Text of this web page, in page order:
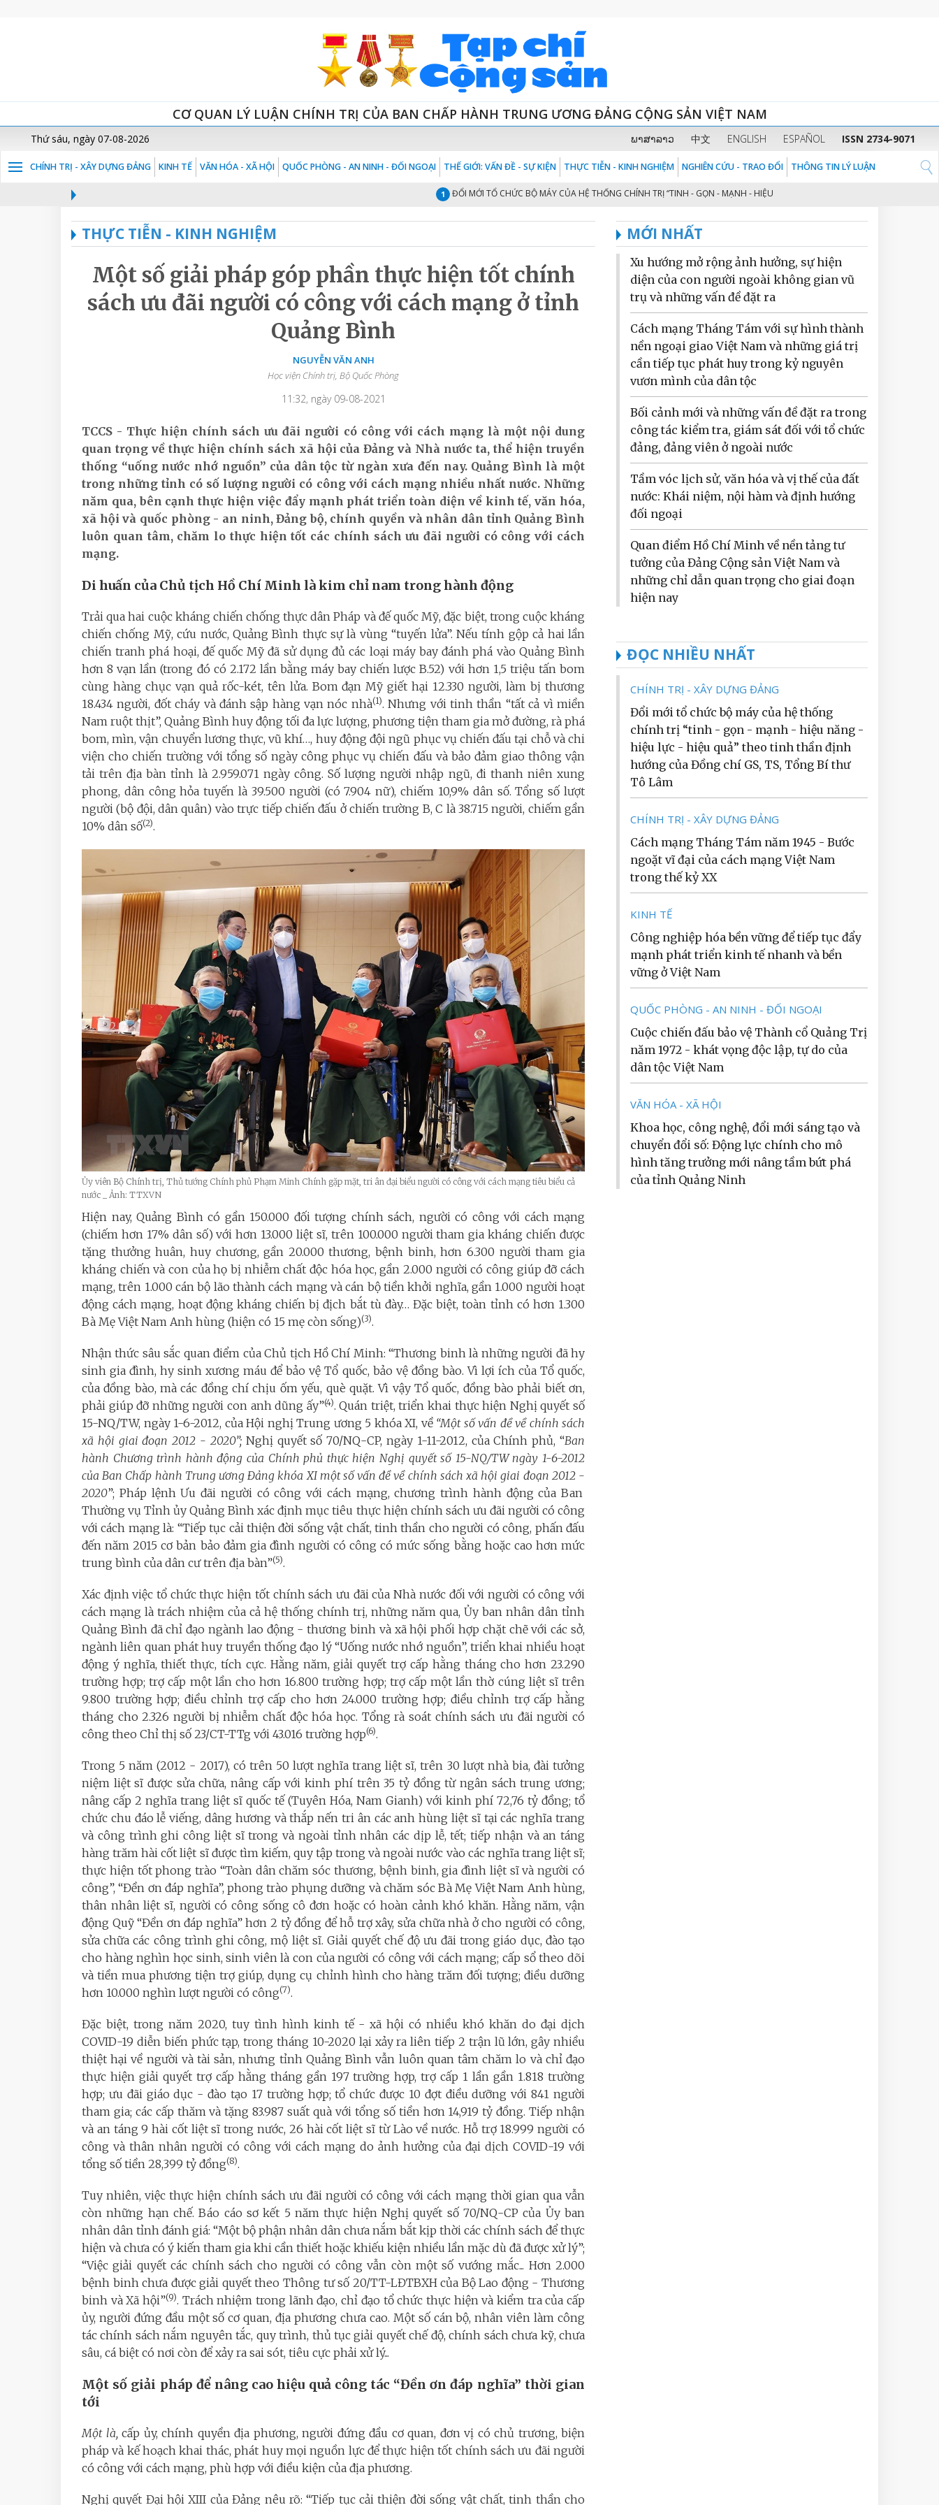
CƠ QUAN LÝ LUẬN CHÍNH TRỊ CỦA BAN CHẤP HÀNH TRUNG ƯƠNG ĐẢNG CỘNG SẢN VIỆT NAM
Thứ sáu, ngày 07-08-2026 ພາສາລາວ 中文 ENGLISH ESPAÑOL ISSN 2734-9071
CHÍNH TRỊ - XÂY DỰNG ĐẢNG KINH TẾ VĂN HÓA - XÃ HỘI QUỐC PHÒNG - AN NINH - ĐỐI NGOẠI THẾ GIỚI: VẤN ĐỀ - SỰ KIỆN THỰC TIỄN - KINH NGHIỆM NGHIÊN CỨU - TRAO ĐỔI THÔNG TIN LÝ LUẬN
ĐỔI MỚI TỔ CHỨC BỘ MÁY CỦA HỆ THỐNG CHÍNH TRỊ “TINH - GỌN - MẠNH - HIỆU NĂNG - HIỆU LỰC - HIỆU QUẢ” THEO TINH
THỰC TIỄN - KINH NGHIỆM
Một số giải pháp góp phần thực hiện tốt chính
sách ưu đãi người có công với cách mạng ở tỉnh
Quảng Bình
NGUYỄN VĂN ANH
Học viện Chính trị, Bộ Quốc Phòng
11:32, ngày 09-08-2021
TCCS - Thực hiện chính sách ưu đãi người có công với cách mạng là một nội dung
quan trọng về thực hiện chính sách xã hội của Đảng và Nhà nước ta, thể hiện truyền
thống “uống nước nhớ nguồn” của dân tộc từ ngàn xưa đến nay. Quảng Bình là một
trong những tỉnh có số lượng người có công với cách mạng nhiều nhất nước. Những
năm qua, bên cạnh thực hiện việc đẩy mạnh phát triển toàn diện về kinh tế, văn hóa,
xã hội và quốc phòng - an ninh, Đảng bộ, chính quyền và nhân dân tỉnh Quảng Bình
luôn quan tâm, chăm lo thực hiện tốt các chính sách ưu đãi người có công với cách
mạng.
Di huấn của Chủ tịch Hồ Chí Minh là kim chỉ nam trong hành động
Trải qua hai cuộc kháng chiến chống thực dân Pháp và đế quốc Mỹ, đặc biệt, trong cuộc kháng
chiến chống Mỹ, cứu nước, Quảng Bình thực sự là vùng “tuyến lửa”. Nếu tính gộp cả hai lần
chiến tranh phá hoại, đế quốc Mỹ đã sử dụng đủ các loại máy bay đánh phá vào Quảng Bình
hơn 8 vạn lần (trong đó có 2.172 lần bằng máy bay chiến lược B.52) với hơn 1,5 triệu tấn bom
cùng hàng chục vạn quả rốc-két, tên lửa. Bom đạn Mỹ giết hại 12.330 người, làm bị thương
18.434 người, đốt cháy và đánh sập hàng vạn nóc nhà(1). Nhưng với tinh thần “tất cả vì miền
Nam ruột thịt”, Quảng Bình huy động tối đa lực lượng, phương tiện tham gia mở đường, rà phá
bom, mìn, vận chuyển lương thực, vũ khí…, huy động đội ngũ phục vụ chiến đấu tại chỗ và chi
viện cho chiến trường với tổng số ngày công phục vụ chiến đấu và bảo đảm giao thông vận
tải trên địa bàn tỉnh là 2.959.071 ngày công. Số lượng người nhập ngũ, đi thanh niên xung
phong, dân công hỏa tuyến là 39.500 người (có 7.904 nữ), chiếm 10,9% dân số. Tổng số lượt
người (bộ đội, dân quân) vào trực tiếp chiến đấu ở chiến trường B, C là 38.715 người, chiếm gần
10% dân số(2).
Ủy viên Bộ Chính trị, Thủ tướng Chính phủ Phạm Minh Chính gặp mặt, tri ân đại biểu người có công với cách mạng tiêu biểu cả
nước _ Ảnh: TTXVN
Hiện nay, Quảng Bình có gần 150.000 đối tượng chính sách, người có công với cách mạng
(chiếm hơn 17% dân số) với hơn 13.000 liệt sĩ, trên 100.000 người tham gia kháng chiến được
tặng thưởng huân, huy chương, gần 20.000 thương, bệnh binh, hơn 6.300 người tham gia
kháng chiến và con của họ bị nhiễm chất độc hóa học, gần 2.000 người có công giúp đỡ cách
mạng, trên 1.000 cán bộ lão thành cách mạng và cán bộ tiền khởi nghĩa, gần 1.000 người hoạt
động cách mạng, hoạt động kháng chiến bị địch bắt tù đày… Đặc biệt, toàn tỉnh có hơn 1.300
Bà Mẹ Việt Nam Anh hùng (hiện có 15 mẹ còn sống)(3).
Nhận thức sâu sắc quan điểm của Chủ tịch Hồ Chí Minh: “Thương binh là những người đã hy
sinh gia đình, hy sinh xương máu để bảo vệ Tổ quốc, bảo vệ đồng bào. Vì lợi ích của Tổ quốc,
của đồng bào, mà các đồng chí chịu ốm yếu, què quặt. Vì vậy Tổ quốc, đồng bào phải biết ơn,
phải giúp đỡ những người con anh dũng ấy”(4). Quán triệt, triển khai thực hiện Nghị quyết số
15-NQ/TW, ngày 1-6-2012, của Hội nghị Trung ương 5 khóa XI, về “Một số vấn đề về chính sách
xã hội giai đoạn 2012 - 2020”; Nghị quyết số 70/NQ-CP, ngày 1-11-2012, của Chính phủ, “Ban
hành Chương trình hành động của Chính phủ thực hiện Nghị quyết số 15-NQ/TW ngày 1-6-2012
của Ban Chấp hành Trung ương Đảng khóa XI một số vấn đề về chính sách xã hội giai đoạn 2012 -
2020”; Pháp lệnh Ưu đãi người có công với cách mạng, chương trình hành động của Ban
Thường vụ Tỉnh ủy Quảng Bình xác định mục tiêu thực hiện chính sách ưu đãi người có công
với cách mạng là: “Tiếp tục cải thiện đời sống vật chất, tinh thần cho người có công, phấn đấu
đến năm 2015 cơ bản bảo đảm gia đình người có công có mức sống bằng hoặc cao hơn mức
trung bình của dân cư trên địa bàn”(5).
Xác định việc tổ chức thực hiện tốt chính sách ưu đãi của Nhà nước đối với người có công với
cách mạng là trách nhiệm của cả hệ thống chính trị, những năm qua, Ủy ban nhân dân tỉnh
Quảng Bình đã chỉ đạo ngành lao động - thương binh và xã hội phối hợp chặt chẽ với các sở,
ngành liên quan phát huy truyền thống đạo lý “Uống nước nhớ nguồn”, triển khai nhiều hoạt
động ý nghĩa, thiết thực, tích cực. Hằng năm, giải quyết trợ cấp hằng tháng cho hơn 23.290
trường hợp; trợ cấp một lần cho hơn 16.800 trường hợp; trợ cấp một lần thờ cúng liệt sĩ trên
9.800 trường hợp; điều chỉnh trợ cấp cho hơn 24.000 trường hợp; điều chỉnh trợ cấp hằng
tháng cho 2.326 người bị nhiễm chất độc hóa học. Tổng rà soát chính sách ưu đãi người có
công theo Chỉ thị số 23/CT-TTg với 43.016 trường hợp(6).
Trong 5 năm (2012 - 2017), có trên 50 lượt nghĩa trang liệt sĩ, trên 30 lượt nhà bia, đài tưởng
niệm liệt sĩ được sửa chữa, nâng cấp với kinh phí trên 35 tỷ đồng từ ngân sách trung ương;
nâng cấp 2 nghĩa trang liệt sĩ quốc tế (Tuyên Hóa, Nam Gianh) với kinh phí 72,76 tỷ đồng; tổ
chức chu đáo lễ viếng, dâng hương và thắp nến tri ân các anh hùng liệt sĩ tại các nghĩa trang
và công trình ghi công liệt sĩ trong và ngoài tỉnh nhân các dịp lễ, tết; tiếp nhận và an táng
hàng trăm hài cốt liệt sĩ được tìm kiếm, quy tập trong và ngoài nước vào các nghĩa trang liệt sĩ;
thực hiện tốt phong trào “Toàn dân chăm sóc thương, bệnh binh, gia đình liệt sĩ và người có
công”, “Đền ơn đáp nghĩa”, phong trào phụng dưỡng và chăm sóc Bà Mẹ Việt Nam Anh hùng,
thân nhân liệt sĩ, người có công sống cô đơn hoặc có hoàn cảnh khó khăn. Hằng năm, vận
động Quỹ “Đền ơn đáp nghĩa” hơn 2 tỷ đồng để hỗ trợ xây, sửa chữa nhà ở cho người có công,
sửa chữa các công trình ghi công, mộ liệt sĩ. Giải quyết chế độ ưu đãi trong giáo dục, đào tạo
cho hàng nghìn học sinh, sinh viên là con của người có công với cách mạng; cấp sổ theo dõi
và tiền mua phương tiện trợ giúp, dụng cụ chỉnh hình cho hàng trăm đối tượng; điều dưỡng
hơn 10.000 nghìn lượt người có công(7).
Đặc biệt, trong năm 2020, tuy tình hình kinh tế - xã hội có nhiều khó khăn do đại dịch
COVID-19 diễn biến phức tạp, trong tháng 10-2020 lại xảy ra liên tiếp 2 trận lũ lớn, gây nhiều
thiệt hại về người và tài sản, nhưng tỉnh Quảng Bình vẫn luôn quan tâm chăm lo và chỉ đạo
thực hiện giải quyết trợ cấp hằng tháng gần 197 trường hợp, trợ cấp 1 lần gần 1.818 trường
hợp; ưu đãi giáo dục - đào tạo 17 trường hợp; tổ chức được 10 đợt điều dưỡng với 841 người
tham gia; các cấp thăm và tặng 83.987 suất quà với tổng số tiền hơn 14,919 tỷ đồng. Tiếp nhận
và an táng 9 hài cốt liệt sĩ trong nước, 26 hài cốt liệt sĩ từ Lào về nước. Hỗ trợ 18.999 người có
công và thân nhân người có công với cách mạng do ảnh hưởng của đại dịch COVID-19 với
tổng số tiền 28,399 tỷ đồng(8).
Tuy nhiên, việc thực hiện chính sách ưu đãi người có công với cách mạng thời gian qua vẫn
còn những hạn chế. Báo cáo sơ kết 5 năm thực hiện Nghị quyết số 70/NQ-CP của Ủy ban
nhân dân tỉnh đánh giá: “Một bộ phận nhân dân chưa nắm bắt kịp thời các chính sách để thực
hiện và chưa có ý kiến tham gia khi cần thiết hoặc khiếu kiện nhiều lần mặc dù đã được xử lý”;
“Việc giải quyết các chính sách cho người có công vẫn còn một số vướng mắc... Hơn 2.000
bệnh binh chưa được giải quyết theo Thông tư số 20/TT-LĐTBXH của Bộ Lao động - Thương
binh và Xã hội”(9). Trách nhiệm trong lãnh đạo, chỉ đạo tổ chức thực hiện và kiểm tra của cấp
ủy, người đứng đầu một số cơ quan, địa phương chưa cao. Một số cán bộ, nhân viên làm công
tác chính sách nắm nguyên tắc, quy trình, thủ tục giải quyết chế độ, chính sách chưa kỹ, chưa
sâu, cá biệt có nơi còn để xảy ra sai sót, tiêu cực phải xử lý...
Một số giải pháp để nâng cao hiệu quả công tác “Đền ơn đáp nghĩa” thời gian
tới
Một là, cấp ủy, chính quyền địa phương, người đứng đầu cơ quan, đơn vị có chủ trương, biện
pháp và kế hoạch khai thác, phát huy mọi nguồn lực để thực hiện tốt chính sách ưu đãi người
có công với cách mạng, phù hợp với điều kiện của địa phương.
Nghị quyết Đại hội XIII của Đảng nêu rõ: “Tiếp tục cải thiện đời sống vật chất, tinh thần cho
MỚI NHẤT
Xu hướng mở rộng ảnh hưởng, sự hiện
diện của con người ngoài không gian vũ
trụ và những vấn đề đặt ra
Cách mạng Tháng Tám với sự hình thành
nền ngoại giao Việt Nam và những giá trị
cần tiếp tục phát huy trong kỷ nguyên
vươn mình của dân tộc
Bối cảnh mới và những vấn đề đặt ra trong
công tác kiểm tra, giám sát đối với tổ chức
đảng, đảng viên ở ngoài nước
Tầm vóc lịch sử, văn hóa và vị thế của đất
nước: Khái niệm, nội hàm và định hướng
đối ngoại
Quan điểm Hồ Chí Minh về nền tảng tư
tưởng của Đảng Cộng sản Việt Nam và
những chỉ dẫn quan trọng cho giai đoạn
hiện nay
ĐỌC NHIỀU NHẤT
CHÍNH TRỊ - XÂY DỰNG ĐẢNG
Đổi mới tổ chức bộ máy của hệ thống
chính trị “tinh - gọn - mạnh - hiệu năng -
hiệu lực - hiệu quả” theo tinh thần định
hướng của Đồng chí GS, TS, Tổng Bí thư
Tô Lâm
CHÍNH TRỊ - XÂY DỰNG ĐẢNG
Cách mạng Tháng Tám năm 1945 - Bước
ngoặt vĩ đại của cách mạng Việt Nam
trong thế kỷ XX
KINH TẾ
Công nghiệp hóa bền vững để tiếp tục đẩy
mạnh phát triển kinh tế nhanh và bền
vững ở Việt Nam
QUỐC PHÒNG - AN NINH - ĐỐI NGOẠI
Cuộc chiến đấu bảo vệ Thành cổ Quảng Trị
năm 1972 - khát vọng độc lập, tự do của
dân tộc Việt Nam
VĂN HÓA - XÃ HỘI
Khoa học, công nghệ, đổi mới sáng tạo và
chuyển đổi số: Động lực chính cho mô
hình tăng trưởng mới nâng tầm bứt phá
của tỉnh Quảng Ninh